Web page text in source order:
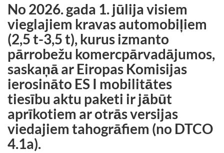
No 2026. gada 1. jūlija visiem
vieglajiem kravas automobiļiem
(2,5 t-3,5 t), kurus izmanto
pārrobežu komercpārvadājumos,
saskaņā ar Eiropas Komisijas
ierosināto ES I mobilitātes
tiesību aktu paketi ir jābūt
aprīkotiem ar otrās versijas
viedajiem tahogrāfiem (no DTCO
4.1a).